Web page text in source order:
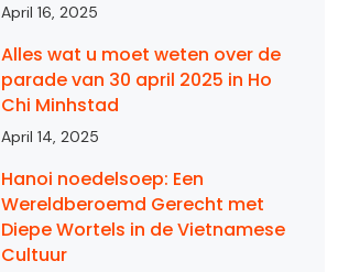
April 16, 2025
Alles wat u moet weten over de
parade van 30 april 2025 in Ho
Chi Minhstad
April 14, 2025
Hanoi noedelsoep: Een
Wereldberoemd Gerecht met
Diepe Wortels in de Vietnamese
Cultuur